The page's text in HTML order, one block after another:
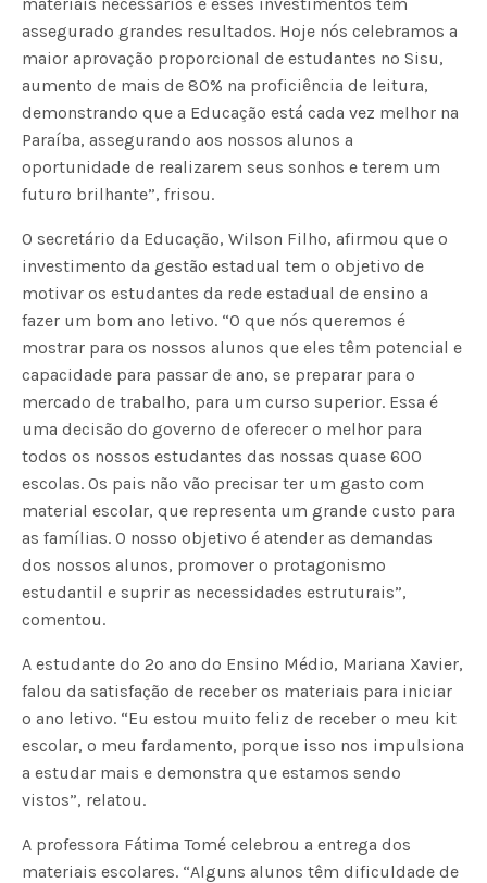
assegurado grandes resultados. Hoje nós celebramos a
maior aprovação proporcional de estudantes no Sisu,
aumento de mais de 80% na proficiência de leitura,
demonstrando que a Educação está cada vez melhor na
Paraíba, assegurando aos nossos alunos a
oportunidade de realizarem seus sonhos e terem um
futuro brilhante”, frisou.
O secretário da Educação, Wilson Filho, afirmou que o
investimento da gestão estadual tem o objetivo de
motivar os estudantes da rede estadual de ensino a
fazer um bom ano letivo. “O que nós queremos é
mostrar para os nossos alunos que eles têm potencial e
capacidade para passar de ano, se preparar para o
mercado de trabalho, para um curso superior. Essa é
uma decisão do governo de oferecer o melhor para
todos os nossos estudantes das nossas quase 600
escolas. Os pais não vão precisar ter um gasto com
material escolar, que representa um grande custo para
as famílias. O nosso objetivo é atender as demandas
dos nossos alunos, promover o protagonismo
estudantil e suprir as necessidades estruturais”,
comentou.
A estudante do 2º ano do Ensino Médio, Mariana Xavier,
falou da satisfação de receber os materiais para iniciar
o ano letivo. “Eu estou muito feliz de receber o meu kit
escolar, o meu fardamento, porque isso nos impulsiona
a estudar mais e demonstra que estamos sendo
vistos”, relatou.
A professora Fátima Tomé celebrou a entrega dos
materiais escolares. “Alguns alunos têm dificuldade de